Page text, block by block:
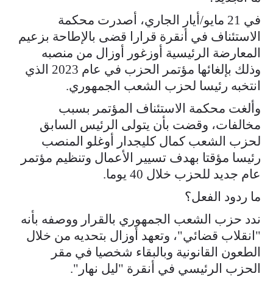
في 21 مايو/أيار الجاري، أصدرت محكمة
الاستئناف في أنقرة قرارا قضى بالإطاحة بزعيم
المعارضة الرئيسية أوزغور أوزال من منصبه
وذلك بإلغائها مؤتمر الحزب في عام 2023 الذي
انتخبه رئيسا لحزب الشعب الجمهوري.
وألغت محكمة الاستئناف المؤتمر بسبب
مخالفات، وقضت بأن يتولى الرئيس السابق
لحزب الشعب كمال كليجدار أوغلو المنصب
رئيسا مؤقتا بهدف تسيير الأعمال وتنظيم مؤتمر
عام جديد للحزب خلال 40 يوما.
ما ردود الفعل؟
ندد حزب الشعب الجمهوري بالقرار ووصفه بأنه
"انقلاب قضائي"، وتعهد أوزال بتحديه من خلال
الطعون القانونية وبالبقاء شخصيا في مقر
الحزب الرئيسي في أنقرة "ليل نهار".